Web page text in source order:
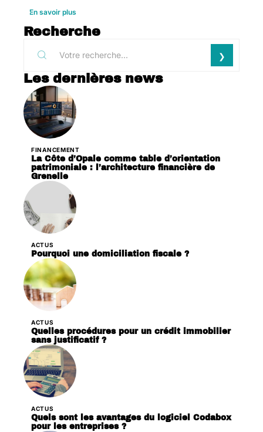
En savoir plus
Recherche
Les dernières news
FINANCEMENT
La Côte d’Opale comme table d’orientation
patrimoniale : l’architecture financière de
Grenelle
ACTUS
Pourquoi une domiciliation fiscale ?
ACTUS
Quelles procédures pour un crédit immobilier
sans justificatif ?
ACTUS
Quels sont les avantages du logiciel Codabox
pour les entreprises ?